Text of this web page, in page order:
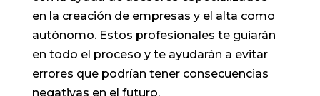
en la creación de empresas y el alta como
autónomo. Estos profesionales te guiarán
en todo el proceso y te ayudarán a evitar
errores que podrían tener consecuencias
negativas en el futuro.